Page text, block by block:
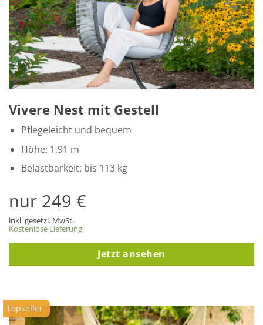
Vivere Nest mit Gestell
Pflegeleicht und bequem
Höhe: 1,91 m
Belastbarkeit: bis 113 kg
nur 249 €
inkl. gesetzl. MwSt.
Kostenlose Lieferung
Jetzt ansehen